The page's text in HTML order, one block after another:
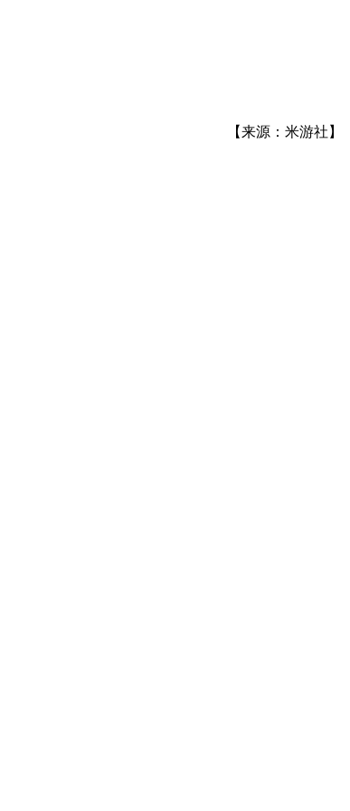
【来源：米游社】